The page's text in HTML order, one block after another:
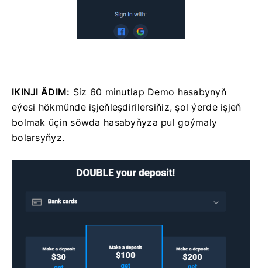
IKINJI ÄDIM: Siz 60 minutlap Demo hasabynyň
eýesi hökmünde işjeňleşdirilersiňiz, şol ýerde işjeň
bolmak üçin söwda hasabyňyza pul goýmaly
bolarsyňyz.